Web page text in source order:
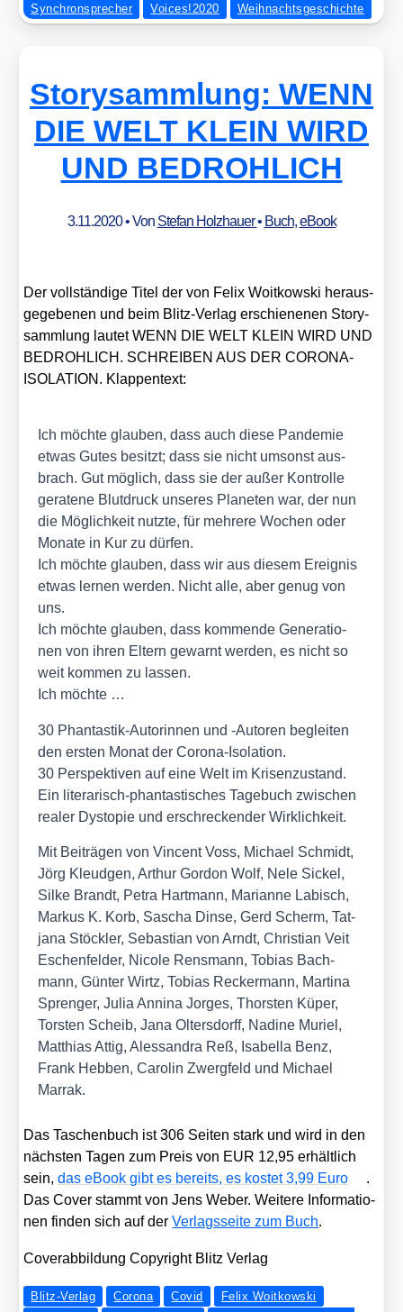
re
Künst­
ler
in
Synchronsprecher
Voices!2020 Weihnachtsgeschichte
Storysammlung: WENN
DIE WELT KLEIN WIRD
UND BEDROHLICH
3.11.2020• Von Stefan Holzhauer• Buch,eBook
Der voll­stän­di­ge Titel der von Felix Woit­kow­ski her­aus­
ge­ge­be­nen und beim Blitz-Ver­lag erschie­ne­nen Sto­ry­
samm­lung lau­tet WENN DIE WELT KLEIN WIRD UND
BEDROHLICH. SCHREIBEN AUS DER CORONA-
ISOLATION. Klap­pen­text:
Ich möch­te glau­ben, dass auch die­se Pan­de­mie
etwas Gutes besitzt; dass sie nicht umsonst aus­
brach. Gut mög­lich, dass sie der außer Kon­trol­le
gera­te­ne Blut­druck unse­res Pla­ne­ten war, der nun
die Mög­lich­keit nutz­te, für meh­re­re Wochen oder
Mona­te in Kur zu dür­fen.
Ich möch­te glau­ben, dass wir aus die­sem Ereig­nis
etwas ler­nen wer­den. Nicht alle, aber genug von
uns.
Ich möch­te glau­ben, dass kom­men­de Gene­ra­tio­
nen von ihren Eltern gewarnt wer­den, es nicht so
weit kom­men zu las­sen.
Ich möch­te …
30 Phan­tas­tik-Autorin­nen und ‑Autoren beglei­ten
den ers­ten Monat der Coro­na-Iso­la­ti­on.
30 Per­spek­ti­ven auf eine Welt im Kri­sen­zu­stand.
Ein lite­ra­risch-phan­tas­ti­sches Tage­buch zwi­schen
rea­ler Dys­to­pie und erschre­cken­der Wirk­lich­keit.
Mit Bei­trä­gen von Vin­cent Voss, Micha­el Schmidt,
Jörg Kleud­gen, Arthur Gor­don Wolf, Nele Sickel,
Sil­ke Brandt, Petra Hart­mann, Mari­an­ne Labisch,
Mar­kus K. Korb, Sascha Din­se, Gerd Scherm, Tat­
ja­na Stöck­ler, Sebas­ti­an von Arndt, Chris­ti­an Veit
Eschen­fel­der, Nico­le Rens­mann, Tobi­as Bach­
mann, Gün­ter Wirtz, Tobi­as Recker­mann, Mar­ti­na
Spren­ger, Julia Anni­na Jor­ges, Thors­ten Küper,
Tors­ten Scheib, Jana Olters­dorff, Nadi­ne Muri­el,
Mat­thi­as Attig, Ales­san­dra Reß, Isa­bel­la Benz,
Frank Heb­ben, Caro­lin Zwerg­feld und Micha­el
Mar­rak.
Das Taschen­buch ist 306 Sei­ten stark und wird in den
nächs­ten Tagen zum Preis von EUR 12,95 erhält­lich
sein,das eBook gibt es bereits, es kos­tet 3,99 Euro
.
Das Cover stammt von Jens Weber. Wei­te­re Infor­ma­tio­
nen fin­den sich auf derVer­lags­sei­te zum Buch.
Cover­ab­bil­dung Copy­right Blitz Ver­lag
Blitz-Verlag Corona Covid
Felix Woitkowski